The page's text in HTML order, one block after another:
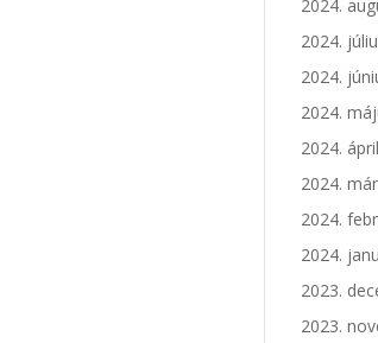
2024.
2024.
2024.
2024.
2024.
2024.
2024.
2024.
2023.
2023.